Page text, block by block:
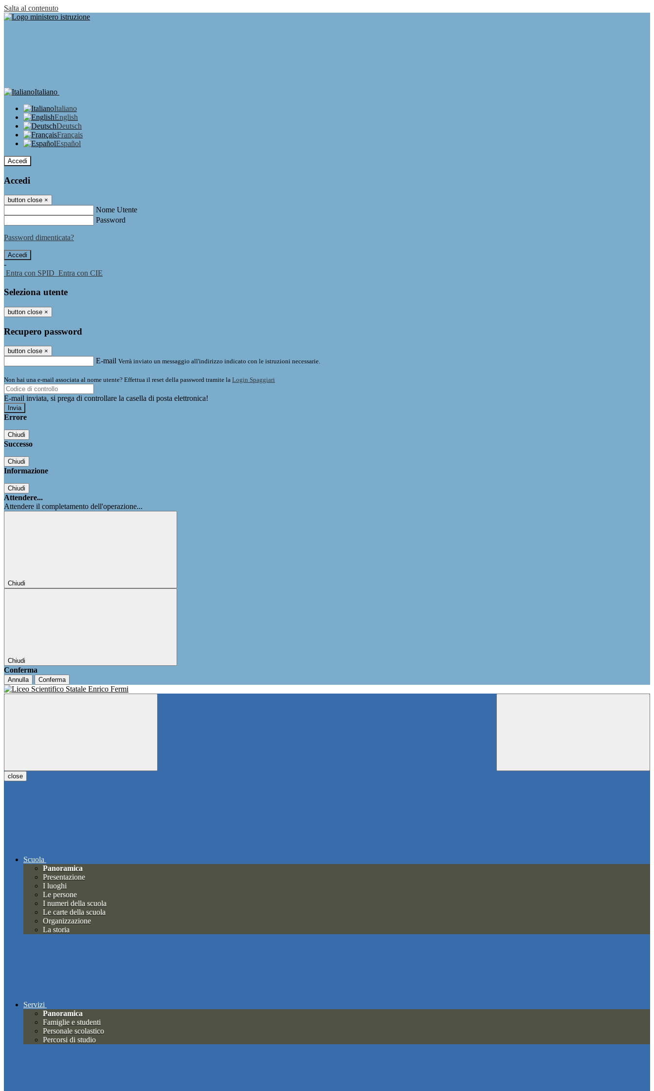
Salta al contenuto
Italiano
Italiano
English
Deutsch
Français
Español
Accedi
Accedi
button close ×
Nome Utente
Password
Password dimenticata?
-
Entra con SPID Entra con CIE
Seleziona utente
button close ×
Recupero password
button close ×
E-mail Verrà inviato un messaggio all'indirizzo indicato con le istruzioni necessarie.
Non hai una e-mail associata al nome utente? Effettua il reset della password tramite la Login Spaggiari
E-mail inviata, si prega di controllare la casella di posta elettronica!
Errore
Chiudi
Successo
Chiudi
Informazione
Chiudi
Attendere...
Attendere il completamento dell'operazione...
Chiudi
Chiudi
Conferma
Annulla Conferma
close
Scuola
Panoramica
Presentazione
I luoghi
Le persone
I numeri della scuola
Le carte della scuola
Organizzazione
La storia
Servizi
Panoramica
Famiglie e studenti
Personale scolastico
Percorsi di studio